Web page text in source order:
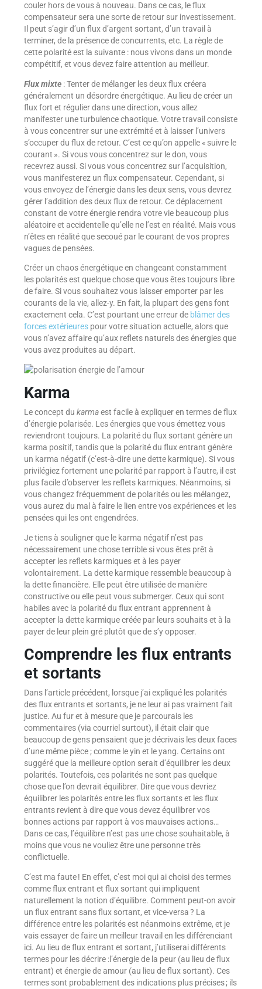
couler hors de vous à nouveau. Dans ce cas, le flux
compensateur sera une sorte de retour sur investissement.
Il peut s’agir d’un flux d’argent sortant, d’un travail à
terminer, de la présence de concurrents, etc. La règle de
cette polarité est la suivante : nous vivons dans un monde
compétitif, et vous devez faire attention au meilleur.
Flux mixte: Tenter de mélanger les deux flux créera
généralement un désordre énergétique. Au lieu de créer un
flux fort et régulier dans une direction, vous allez
manifester une turbulence chaotique. Votre travail consiste
à vous concentrer sur une extrémité et à laisser l’univers
s’occuper du flux de retour. C’est ce qu’on appelle « suivre le
courant ». Si vous vous concentrez sur le don, vous
recevrez aussi. Si vous vous concentrez sur l’acquisition,
vous manifesterez un flux compensateur. Cependant, si
vous envoyez de l’énergie dans les deux sens, vous devrez
gérer l’addition des deux flux de retour. Ce déplacement
constant de votre énergie rendra votre vie beaucoup plus
aléatoire et accidentelle qu’elle ne l’est en réalité. Mais vous
n’êtes en réalité que secoué par le courant de vos propres
vagues de pensées.
Créer un chaos énergétique en changeant constamment
les polarités est quelque chose que vous êtes toujours libre
de faire. Si vous souhaitez vous laisser emporter par les
courants de la vie, allez-y. En fait, la plupart des gens font
exactement cela. C’est pourtant une erreur de blâmer des
forces extérieurespour votre situation actuelle, alors que
vous n’avez affaire qu’aux reflets naturels des énergies que
vous avez produites au départ.
Karma
Le concept du karmaest facile à expliquer en termes de flux
d’énergie polarisée. Les énergies que vous émettez vous
reviendront toujours. La polarité du flux sortant génère un
karma positif, tandis que la polarité du flux entrant génère
un karma négatif (c’est-à-dire une dette karmique). Si vous
privilégiez fortement une polarité par rapport à l’autre, il est
plus facile d’observer les reflets karmiques. Néanmoins, si
vous changez fréquemment de polarités ou les mélangez,
vous aurez du mal à faire le lien entre vos expériences et les
pensées qui les ont engendrées.
Je tiens à souligner que le karma négatif n’est pas
nécessairement une chose terrible si vous êtes prêt à
accepter les reflets karmiques et à les payer
volontairement. La dette karmique ressemble beaucoup à
la dette financière. Elle peut être utilisée de manière
constructive ou elle peut vous submerger. Ceux qui sont
habiles avec la polarité du flux entrant apprennent à
accepter la dette karmique créée par leurs souhaits et à la
payer de leur plein gré plutôt que de s’y opposer.
Comprendre les flux entrants
et sortants
Dans l’article précédent, lorsque j’ai expliqué les polarités
des flux entrants et sortants, je ne leur ai pas vraiment fait
justice. Au fur et à mesure que je parcourais les
commentaires (via courriel surtout), il était clair que
beaucoup de gens pensaient que je décrivais les deux faces
d’une même pièce ; comme le yin et le yang. Certains ont
suggéré que la meilleure option serait d’équilibrer les deux
polarités. Toutefois, ces polarités ne sont pas quelque
chose que l’on devrait équilibrer. Dire que vous devriez
équilibrer les polarités entre les flux sortants et les flux
entrants revient à dire que vous devez équilibrer vos
bonnes actions par rapport à vos mauvaises actions…
Dans ce cas, l’équilibre n’est pas une chose souhaitable, à
moins que vous ne vouliez être une personne très
conflictuelle.
C’est ma faute ! En effet, c’est moi qui ai choisi des termes
comme flux entrant et flux sortant qui impliquent
naturellement la notion d’équilibre. Comment peut-on avoir
un flux entrant sans flux sortant, et vice-versa ? La
différence entre les polarités est néanmoins extrême, et je
vais essayer de faire un meilleur travail en les différenciant
ici. Au lieu de flux entrant et sortant, j’utiliserai différents
termes pour les décrire :l’énergie de la peur (au lieu de flux
entrant) et énergie de amour (au lieu de flux sortant). Ces
termes sont probablement des indications plus précises ; ils